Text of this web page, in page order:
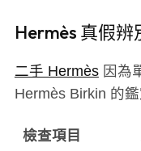
Hermès 真假辨
二手 Hermès因為
Hermès Birkin 的
檢查項目